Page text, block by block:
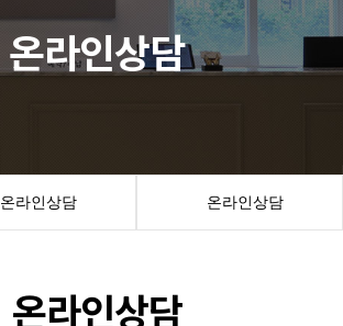
온라인상담
온라인상담 온라인상담
온라인상담